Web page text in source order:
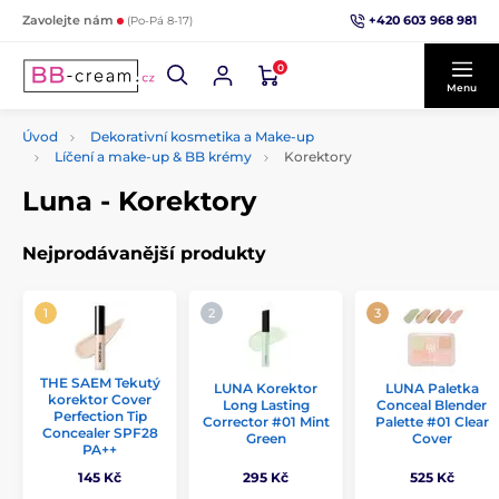
Zavolejte nám (Po-Pá 8-17) +420 603 968 981
0
Menu
Úvod
Dekorativní kosmetika a Make-up
Líčení a make-up & BB krémy
Korektory
Luna - Korektory
Nejprodávanější produkty
THE SAEM Tekutý
korektor Cover
Perfection Tip
Concealer SPF28
PA++
145 Kč
LUNA Korektor
Long Lasting
Corrector #01 Mint
Green
295 Kč
LUNA Paletka
Conceal Blender
Palette #01 Clear
Cover
525 Kč